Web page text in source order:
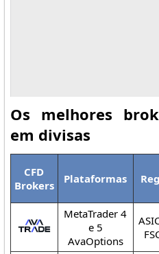
Os melhores
em divisas
CFD
Brokers
Plataformas
MetaTrader 4
e 5
AvaOptions